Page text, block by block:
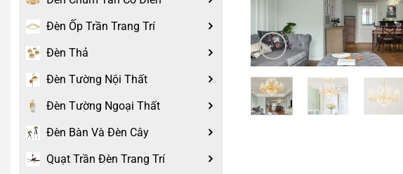
Đèn Ốp Trần Trang Trí
Đèn Thả
Đèn Tường Nội Thất
Đèn Tường Ngoại Thất
Đèn Bàn Và Đèn Cây
Quạt Trần Đèn Trang Trí